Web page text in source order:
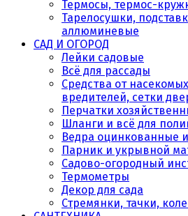
Термосы, термос-
Тарелосушки,
аллюминевые
САД И ОГОРОД
Лейки садовые
Всё для рассады
Средства от
вредителей, сетки
Перчатки
Шланги и всё для
Ведра оцинкованные
Парник и укрывной
Садово-огородный
Термометры
Декор для сада
Стремянки, тачки,